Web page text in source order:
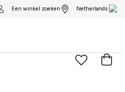
Een winkel zoeken Netherlands